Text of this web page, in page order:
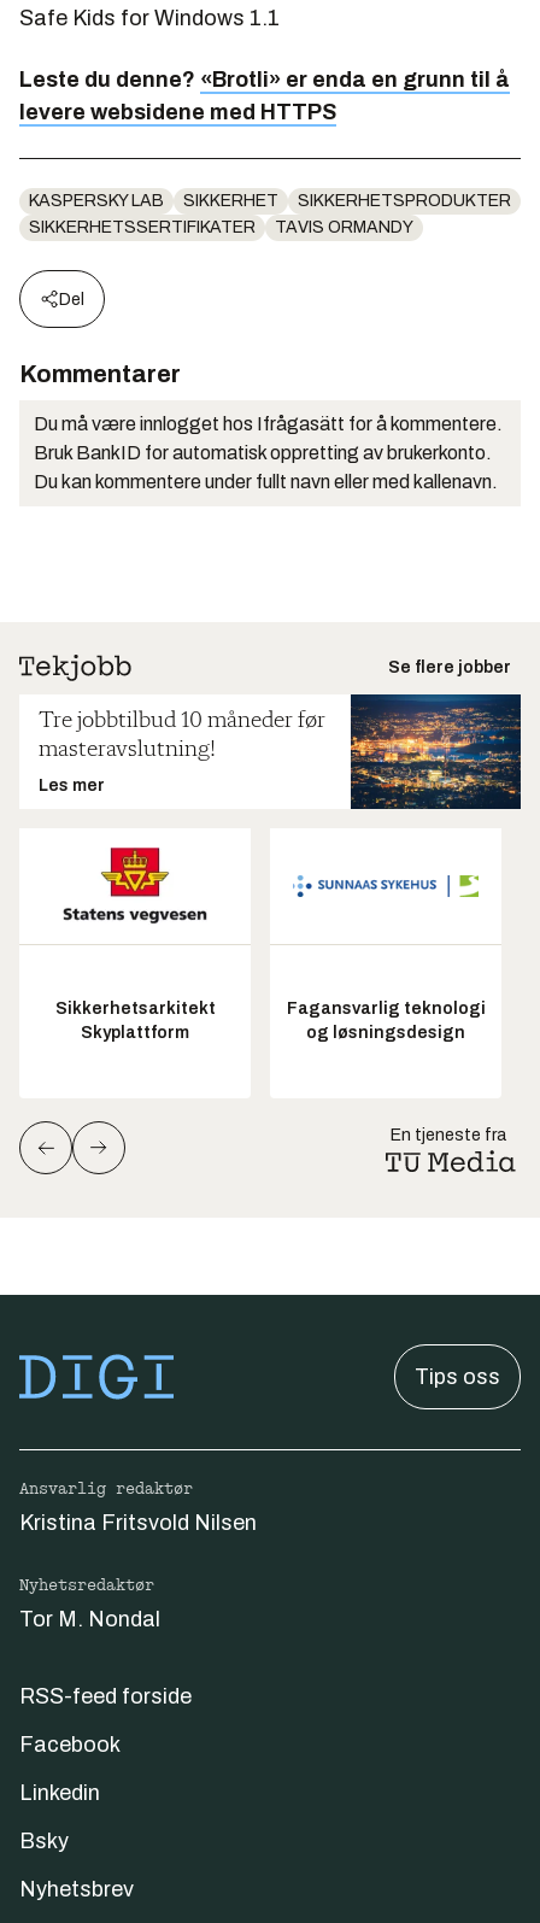
Safe Kids for Windows 1.1
Leste du denne? «Brotli» er enda en grunn til å
levere websidene med HTTPS
KASPERSKY LAB SIKKERHET
SIKKERHETSPRODUKTER
SIKKERHETSSERTIFIKATER
TAVIS ORMANDY
Del
Kommentarer
Du må være innlogget hos Ifrågasätt for å kommentere.
Bruk BankID for automatisk oppretting av brukerkonto.
Du kan kommentere under fullt navn eller med kallenavn.
Se flere jobber
Tre jobbtilbud 10 måneder før
masteravslutning!
Les mer
Sikkerhetsarkitekt
Skyplattform
Fagansvarlig teknologi
og løsningsdesign
En tjeneste fra
Tips oss
Ansvarlig redaktør
Kristina Fritsvold Nilsen
Nyhetsredaktør
Tor M. Nondal
RSS-feed forside
Facebook
Linkedin
Bsky
Nyhetsbrev